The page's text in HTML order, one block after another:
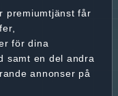
premiumtjänst får
för dina
samt en del andra
annonser på